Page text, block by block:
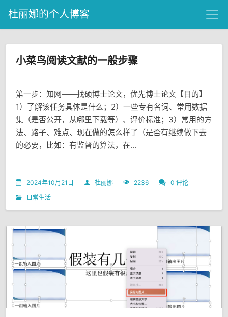
杜丽娜的个人博客
小菜鸟阅读文献的一般步骤
第一步：知网——找硕博士论文，优先博士论文【目的】
1）了解该任务具体是什么；2）一些专有名词、常用数据
集（是否公开，从哪里下载等）、评价标准；3）常用的方
法、路子、难点、现在做的怎么样了（是否有继续做下去
的必要，比如：有监督的算法，在...
2024年10月21日 杜丽娜 2236
0 评论
日常生活